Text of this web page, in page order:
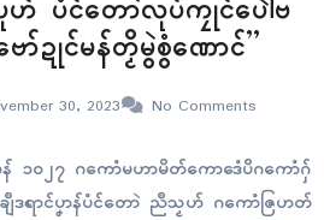
ဟ် ပံၚ်တောဲလုပ်ကၠုၚ်ပေါဲဗ
ာ်ဍုၚ်မန်တၟိမွဲစွံဏောၚ်”
30, 2023 No Comments
န် ၁၀၂၇ ဂကောံမဟာမိတ်ကောဒေံပိဂကောံဂှ်
ရာၚ်ပၞာန်ပံၚ်တောဲ ညဳသၟဟ် ဂကောံဇြဟတ်